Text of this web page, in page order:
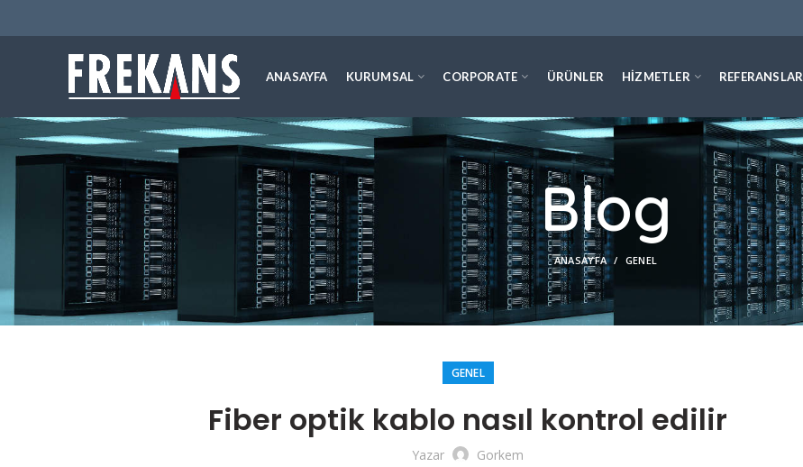
ANASAYFA KURUMSAL CORPORATE ÜRÜNLER HIZMETLER REFERANSLAR
Blog
ANASAYFA GENEL
GENEL
Fiber optik kablo nasıl kontrol edilir
Yazar Gorkem